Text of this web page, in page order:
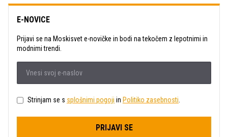
E-NOVICE
Prijavi se na Moskisvet e-novičke in bodi na tekočem z lepotnimi in
modnimi trendi.
Strinjam se s splošnimi pogoji in Politiko zasebnosti.
PRIJAVI SE